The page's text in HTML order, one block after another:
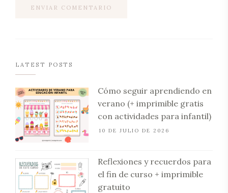
LATEST POSTS
Cómo seguir aprendiendo en
verano (+ imprimible gratis
con actividades para infantil)
10 DE JULIO DE 2026
Reflexiones y recuerdos para
el fin de curso + imprimible
gratuito